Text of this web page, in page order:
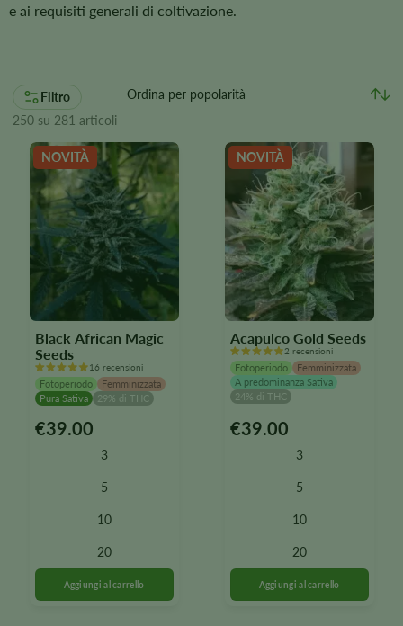
e ai requisiti generali di coltivazione.
Filtro
250 su 281 articoli
NOVITÀ
Black African Magic
Seeds
16 recensioni
Fotoperiodo
Femminizzata
Pura Sativa
29% di THC
€39.00
3
5
10
20
Questo
opzioni
possono
NOVITÀ
Acapulco Gold Seeds
2 recensioni
Fotoperiodo
Femminizzata
A predominanza Sativa
24% di THC
€39.00
3
5
10
20
Questo
opzioni
possono